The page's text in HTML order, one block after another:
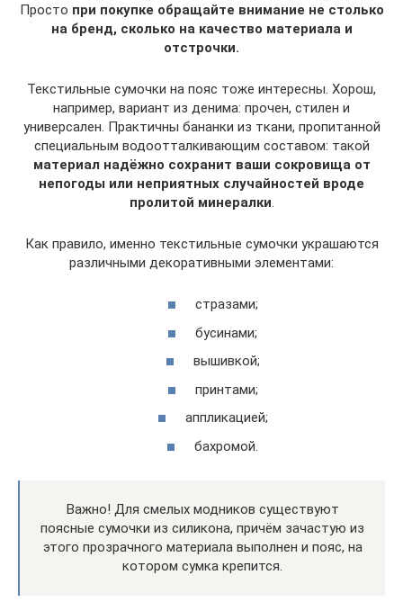
Просто при покупке обращайте внимание не столько
на бренд, сколько на качество материала и
отстрочки.
Текстильные сумочки на пояс тоже интересны. Хорош,
например, вариант из денима: прочен, стилен и
универсален. Практичны бананки из ткани, пропитанной
специальным водоотталкивающим составом: такой
материал надёжно сохранит ваши сокровища от
непогоды или неприятных случайностей вроде
пролитой минералки
Как правило, именно текстильные сумочки украшаются
различными декоративными элементами:
стразами;
бусинами;
вышивкой;
принтами;
аппликацией;
бахромой.
Важно! Для смелых модников существуют
поясные сумочки из силикона, причём зачастую из
этого прозрачного материала выполнен и пояс, на
котором сумка крепится.